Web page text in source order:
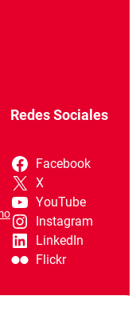
Redes Sociales
Facebook
X
YouTube
Instagram
LinkedIn
Flickr